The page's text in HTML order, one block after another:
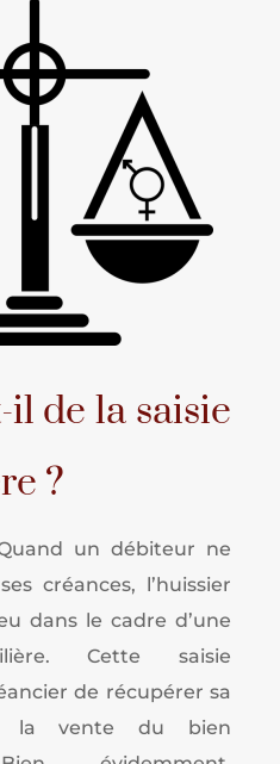
il de la saisie
?
débiteur ne
créances, l’huissier
dans le cadre d’une
Cette saisie
de récupérer sa
la vente du bien